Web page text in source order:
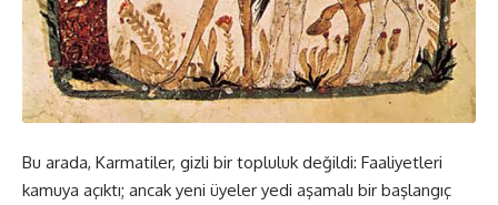
Bu arada, Karmatiler, gizli bir topluluk değildi: Faaliyetleri
kamuya açıktı; ancak yeni üyeler yedi aşamalı bir başlangıç